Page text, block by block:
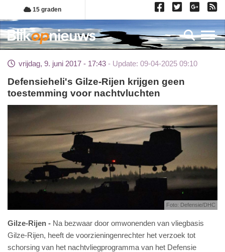
Overslaan
en
naar
de
gaan
15 graden
vrijdag, 9. juni 2017 - 17:43 Update: 09-04-2025 09:10
Defensieheli's Gilze-Rijen krijgen geen
toestemming voor nachtvluchten
Foto: Defensie/DHC
Gilze-Rijen
Na bezwaar door omwonenden van vliegbasis
Gilze-Rijen, heeft de voorzieningenrechter het verzoek tot
schorsing van het nachtvliegprogramma van het Defensie